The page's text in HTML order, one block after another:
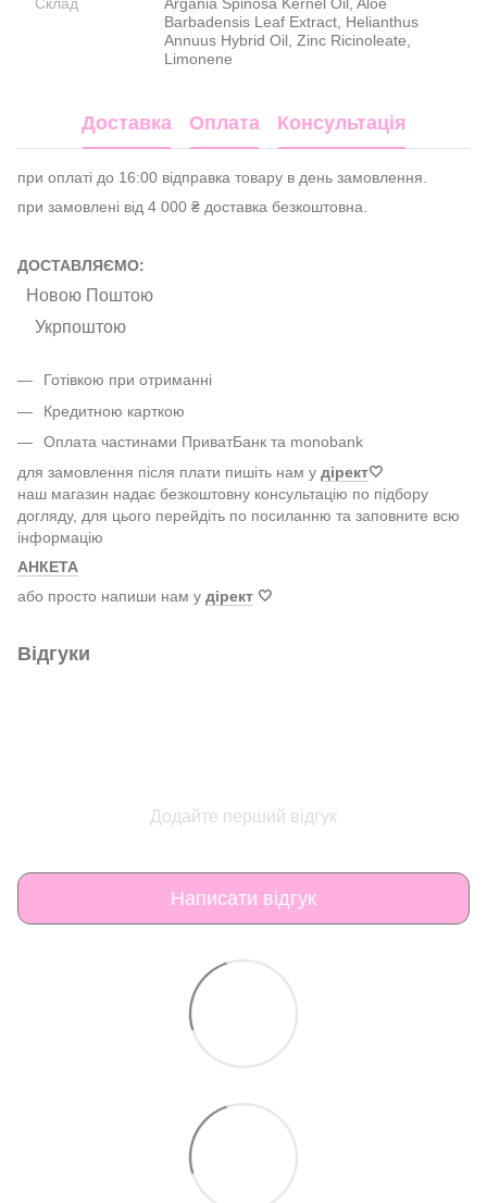
Barbadensis Leaf Extract, Helianthus
Annuus Hybrid Oil, Zinc Ricinoleate,
Limonene
Доставка Оплата Консультація
при оплаті до 16:00 відправка товару в день замовлення.
при замовлені від 4 000 ₴ доставка безкоштовна.
ДОСТАВЛЯЄМО:
Новою Поштою
Укрпоштою
Готівкою при отриманні
Кредитною карткою
Оплата частинами ПриватБанк та monobank
для замовлення після плати пишіть нам у дірект🤍
наш магазин надає безкоштовну консультацію по підбору
догляду, для цього перейдіть по посиланню та заповните всю
інформацію
АНКЕТА
або просто напиши нам у дірект 🤍
Відгуки
Додайте перший відгук
Написати відгук